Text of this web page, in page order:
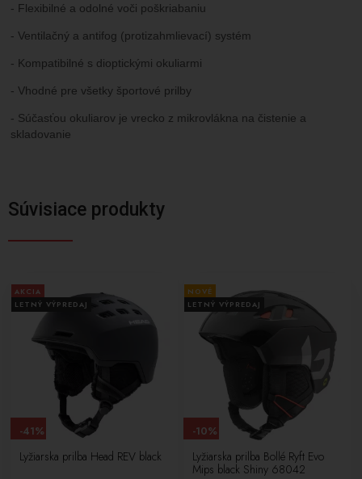
- Flexibilné a odolné voči poškriabaniu
- Ventilačný a antifog (protizahmlievací) systém
- Kompatibilné s dioptickými okuliarmi
- Vhodné pre všetky športové prilby
- Súčasťou okuliarov je vrecko z mikrovlákna na čistenie a
skladovanie
Súvisiace produkty
AKCIA
LETNÝ VÝPREDAJ
Lyžiarska prilba Head REV black
-41%
NOVÉ
LETNÝ VÝPREDAJ
Lyžiarska prilba Bollé Ryft Evo
Mips black Shiny 68042
-10%